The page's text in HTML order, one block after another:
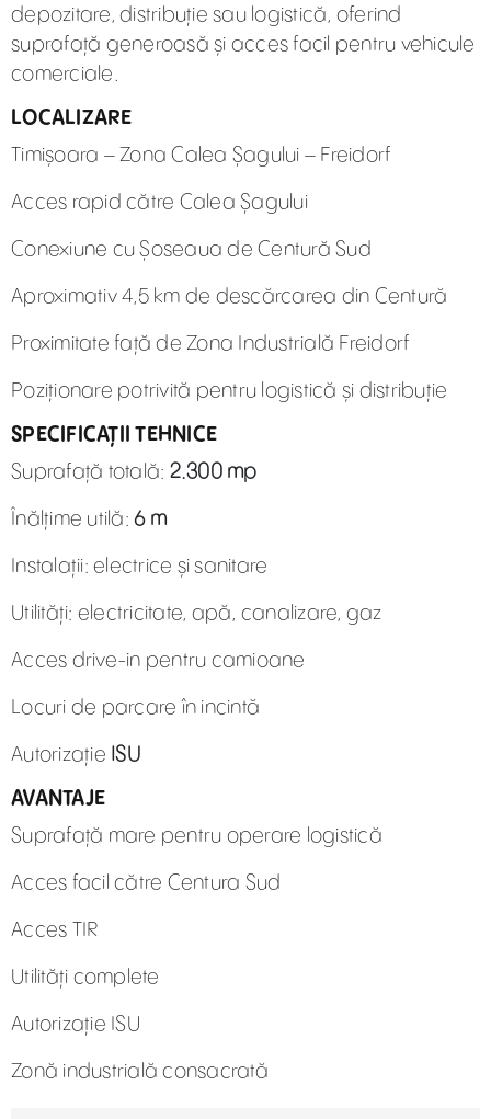
depozitare, distribuție sau logistică, oferind
suprafață generoasă și acces facil pentru vehicule
comerciale.
LOCALIZARE
Timișoara – Zona Calea Șagului – Freidorf
Acces rapid către Calea Șagului
Conexiune cu Șoseaua de Centură Sud
Aproximativ 4,5 km de descărcarea din Centură
Proximitate față de Zona Industrială Freidorf
Poziționare potrivită pentru logistică și distribuție
SPECIFICAȚII TEHNICE
Suprafață totală: 2.300 mp
Înălțime utilă: 6 m
Instalații: electrice și sanitare
Utilități: electricitate, apă, canalizare, gaz
Acces drive-in pentru camioane
Locuri de parcare în incintă
Autorizație ISU
AVANTAJE
Suprafață mare pentru operare logistică
Acces facil către Centura Sud
Acces TIR
Utilități complete
Autorizație ISU
Zonă industrială consacrată